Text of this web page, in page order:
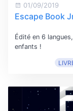
01/09/2019
Escape Book
Édité en 6
enfants !